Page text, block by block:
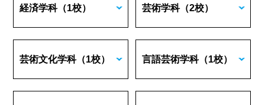
経済学科（1校） 芸術学科（2校）
芸術文化学科（1校） 言語芸術学科（1校）